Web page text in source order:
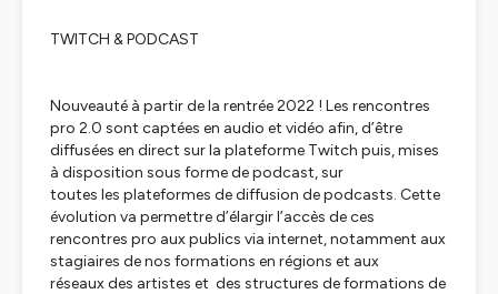
TWITCH & PODCAST
Nouveauté à partir de la rentrée 2022 ! Les rencontres
pro 2.0 sont captées en audio et vidéo afin, d’être
diffusées en direct sur la plateforme Twitch puis, mises
à disposition sous forme de podcast, sur
toutes les plateformes de diffusion de podcasts. Cette
évolution va permettre d’élargir l’accès de ces
rencontres pro aux publics via internet, notamment aux
stagiaires de nos formations en régions et aux
réseaux des artistes et des structures de formations de